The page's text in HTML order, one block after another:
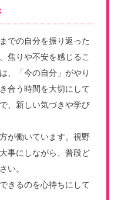
での自分を振り返った
焦りや不安を感じるこ
、「今の自分」がやり
合う時間を大切にして
、新しい気づきや学び
が働いています。視野
事にしながら、普段ど
い。
きるのを心待ちにして